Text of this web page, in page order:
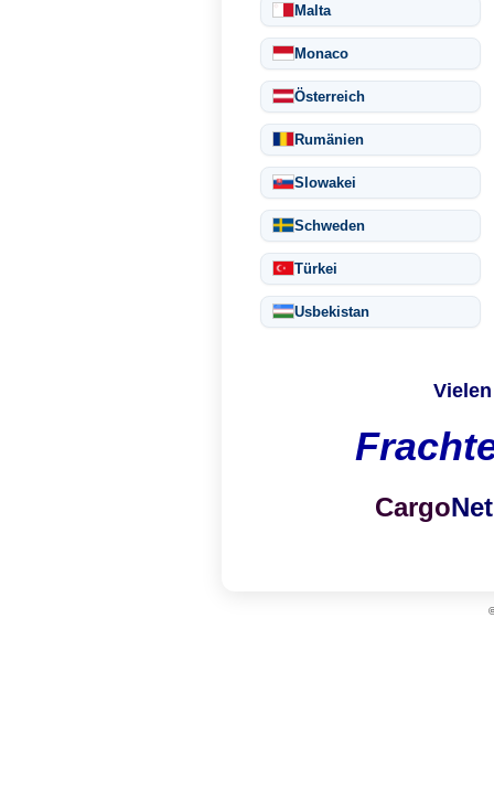
Malta
Monaco
Österreich
Rumänien
Slowakei
Schweden
Türkei
Usbekistan
CargoNet